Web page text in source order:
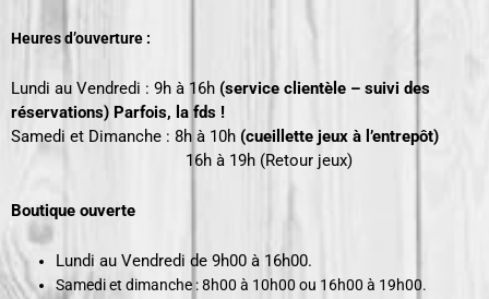
Heures d’ouverture :
Lundi au Vendredi : 9h à 16h (service clientèle – suivi des
réservations) Parfois, la fds !
Samedi et Dimanche : 8h à 10h (cueillette jeux à l’entrepôt)
16h à 19h (Retour jeux)
Boutique ouverte
Lundi au Vendredi de 9h00 à 16h00.
Samedi et dimanche : 8h00 à 10h00 ou 16h00 à 19h00.